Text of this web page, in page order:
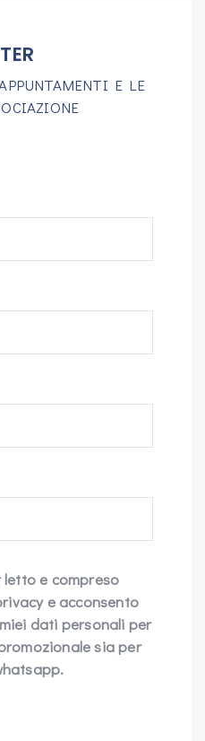
E LE
e compreso
e acconsento
dati personali per
sia per